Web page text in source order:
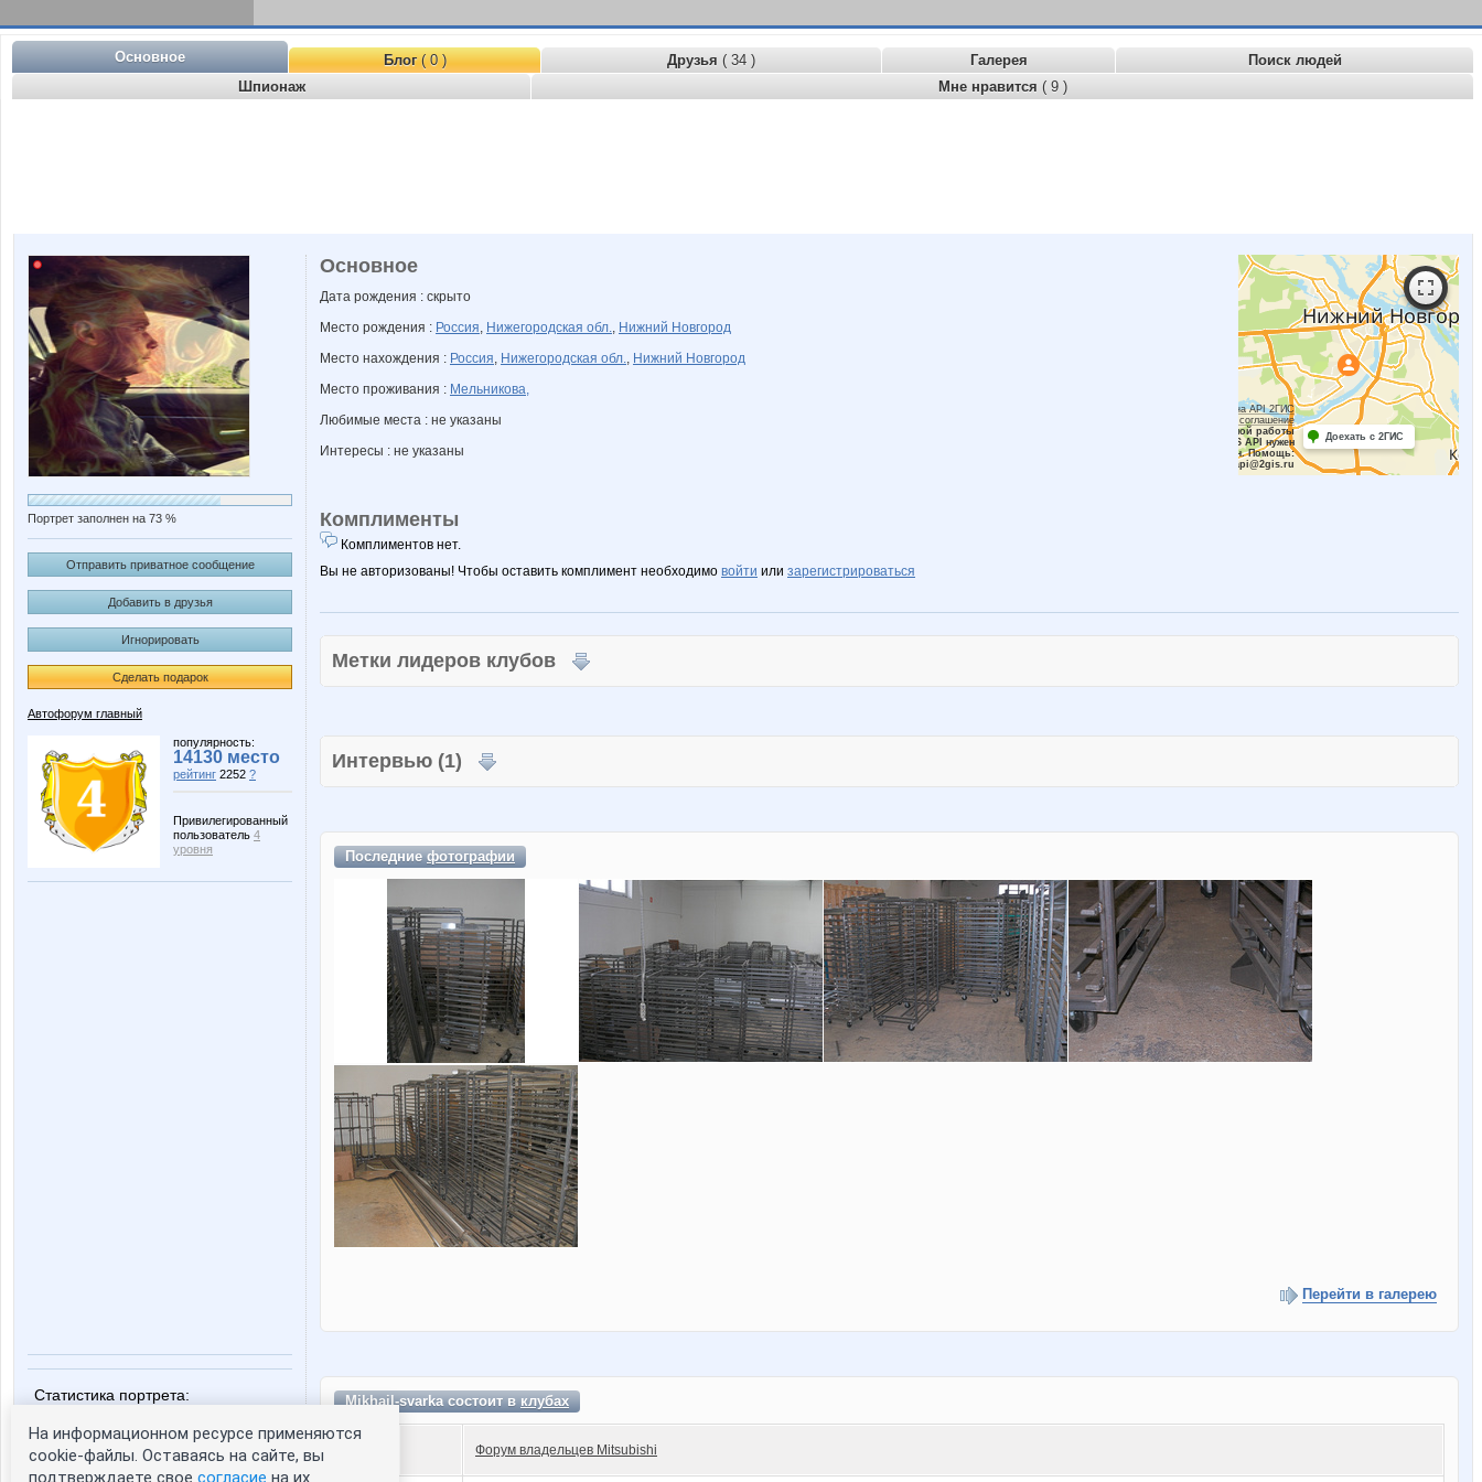
Основное Блог( 0 ) Друзья ( 34 ) Галерея
Поиск людей
Шпионаж
Мне нравится ( 9 )
Портрет заполнен на 73 %
Отправить приватное сообщение
Добавить в друзья
Игнорировать
Сделать подарок
Автофорум главный
популярность:
14130 место
рейтинг 2252 ?
Привилегированный
пользователь 4
уровня
Статистика портрета:
сейчас просматривают портрет - 0
зарегистрированные пользователи
посетившие портрет за 7 дней - 0
Работает на API 2ГИС
Лицензионное соглашение
Для корректной работы
Raster JS API нужен
ключ. Помощь:
api@2gis.ru
Доехать с 2ГИС
Основное
Дата рождения : скрыто
Место рождения : Россия, Нижегородская обл., Нижний Новгород
Место нахождения : Россия, Нижегородская обл., Нижний Новгород
Место проживания : Мельникова,
Любимые места : не указаны
Интересы : не указаны
Комплименты
Комплиментов нет.
Вы не авторизованы! Чтобы оставить комплимент необходимо войти или зарегистрироваться
Метки лидеров клубов
Интервью (1)
Последниефотографии
Перейти в галерею
Mikhail-svarka состоит вклубах
Форум владельцев Mitsubishi
На информационном ресурсе применяются
cookie-файлы. Оставаясь на сайте, вы
подтверждаете свое согласие на их